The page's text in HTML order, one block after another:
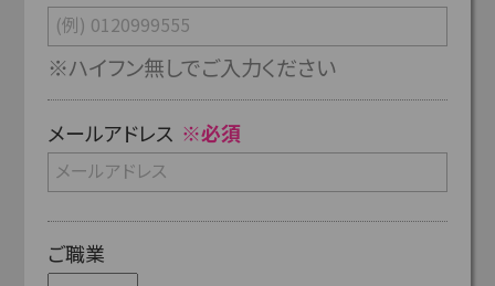
※ハイフン無しでご入力ください
メールアドレス ※必須
ご職業